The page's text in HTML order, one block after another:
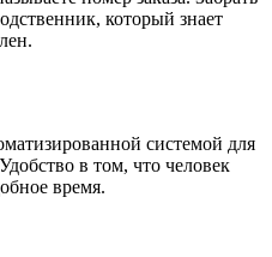
который знает
системой для
в том, что человек
время.